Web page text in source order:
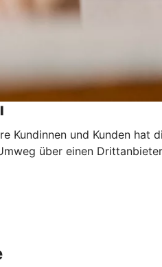
Kundinnen und Kunden
über einen